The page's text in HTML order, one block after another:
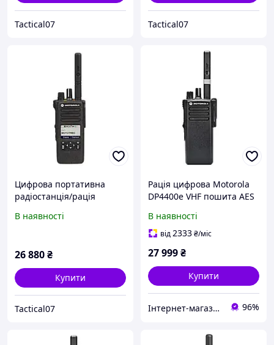
Tactical07 Tactical07
Цифрова портативна
радіостанція/рація
W, LKP, AES-256
В наявності
26 880₴
Купити
Tactical07
Рація цифрова Motorola
DP4400е VHF пошита AES
В наявності
від2333₴/міс
27 999₴
Купити
Інтернет-магазин «Sale Zone» 96%